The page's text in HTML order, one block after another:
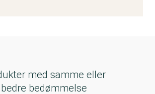
med samme eller
bedre bedømmelse